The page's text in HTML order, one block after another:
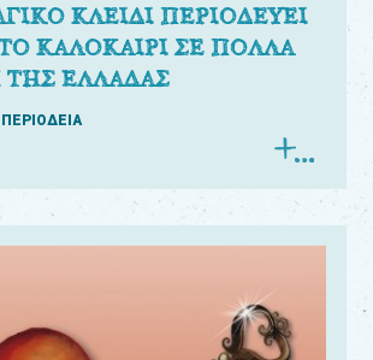
ΚΛΕΙΔΙ ΠΕΡΙΟΔΕΥΕΙ
ΚΑΛΟΚΑΙΡΙ ΣΕ ΠΟΛΛΑ
ΕΛΛΑΔΑΣ
ΠΕΡΙΟΔΕΙΑ